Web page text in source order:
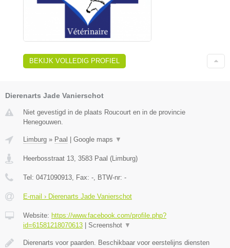
BEKIJK VOLLEDIG PROFIEL
Dierenarts Jade Vanierschot
Niet gevestigd in de plaats Roucourt en in de provincie
Henegouwen.
Limburg » Paal Google maps ▼
Heerbosstraat 13, 3583 Paal (Limburg)
Tel: 0471090913, Fax: -, BTW-nr: -
E-mail › Dierenarts Jade Vanierschot
Website: https://www.facebook.com/profile.php?
id=61581218070613
Screenshot ▼
Dierenarts voor paarden. Beschikbaar voor eerstelijns diensten